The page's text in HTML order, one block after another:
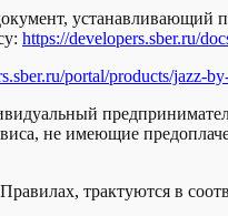
устанавливающий
https://developers.sber.ru/
portal/products/jazz-
не имеющие
трактуются в